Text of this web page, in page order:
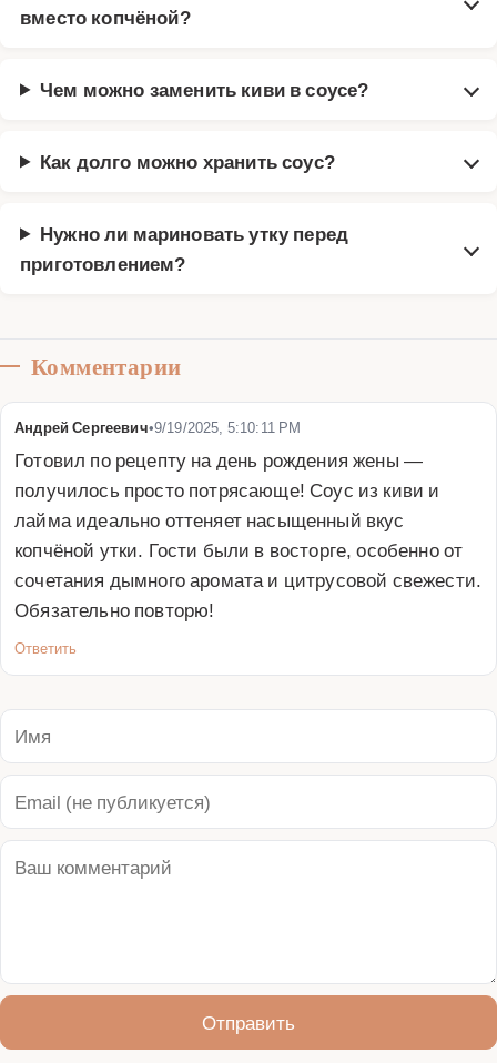
вместо копчёной?
Чем можно заменить киви в соусе?
Как долго можно хранить соус?
Нужно ли мариновать утку перед
приготовлением?
Комментарии
Андрей Сергеевич•9/19/2025, 5:10:11 PM
Готовил по рецепту на день рождения жены —
получилось просто потрясающе! Соус из киви и
лайма идеально оттеняет насыщенный вкус
копчёной утки. Гости были в восторге, особенно от
сочетания дымного аромата и цитрусовой свежести.
Обязательно повторю!
Ответить
Отправить